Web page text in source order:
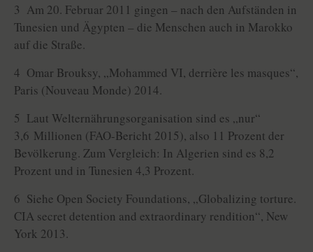
3 Am 20. Februar 2011 gingen – nach den Aufständen in
Tunesien und Ägypten – die Menschen auch in Marokko
auf die Straße.
4 Omar Brouksy, „Mohammed VI, derrière les masques“,
Paris (Nouveau Monde) 2014.
5 Laut Welternährungsorganisation sind es „nur“
3,6 Millionen (FAO-Bericht 2015), also 11 Prozent der
Bevölkerung. Zum Vergleich: In Algerien sind es 8,2
Prozent und in Tunesien 4,3 Prozent.
6 Siehe Open Society Foundations, „Globalizing torture.
CIA secret detention and extraordinary rendi­tion“, New
York 2013.